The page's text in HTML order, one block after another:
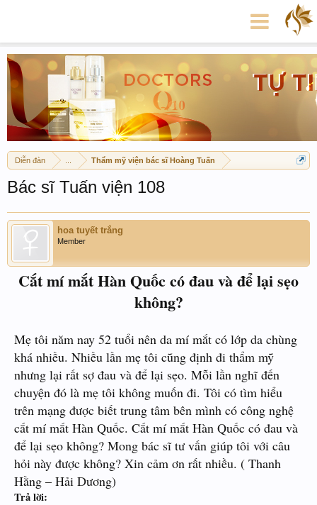
Diễn đàn Thẩm mỹ viện bác sĩ Hoàng Tuấn
Bác sĩ Tuấn viện 108
hoa tuyết trắng
Member
Cắt mí mắt Hàn Quốc có đau và để lại sẹo
không?
Mẹ tôi năm nay 52 tuổi nên da mí mắt có lớp da chùng
khá nhiều. Nhiều lần mẹ tôi cũng định đi thẩm mỹ
nhưng lại rất sợ đau và để lại sẹo. Mỗi lần nghĩ đến
chuyện đó là mẹ tôi không muốn đi. Tôi có tìm hiểu
trên mạng được biết trung tâm bên mình có công nghệ
cắt mí mắt Hàn Quốc. Cắt mí mắt Hàn Quốc có đau và
để lại sẹo không? Mong bác sĩ tư vấn giúp tôi với câu
hỏi này được không? Xin cảm ơn rất nhiều. ( Thanh
Hằng – Hải Dương)
Trả lời: